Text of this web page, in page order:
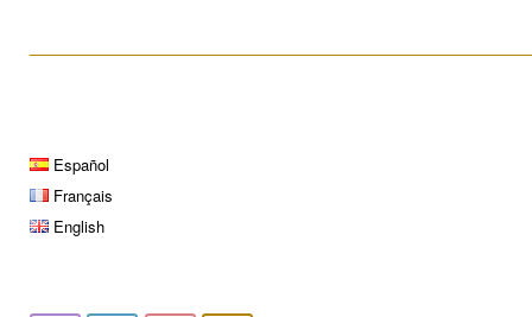
Español
Français
English